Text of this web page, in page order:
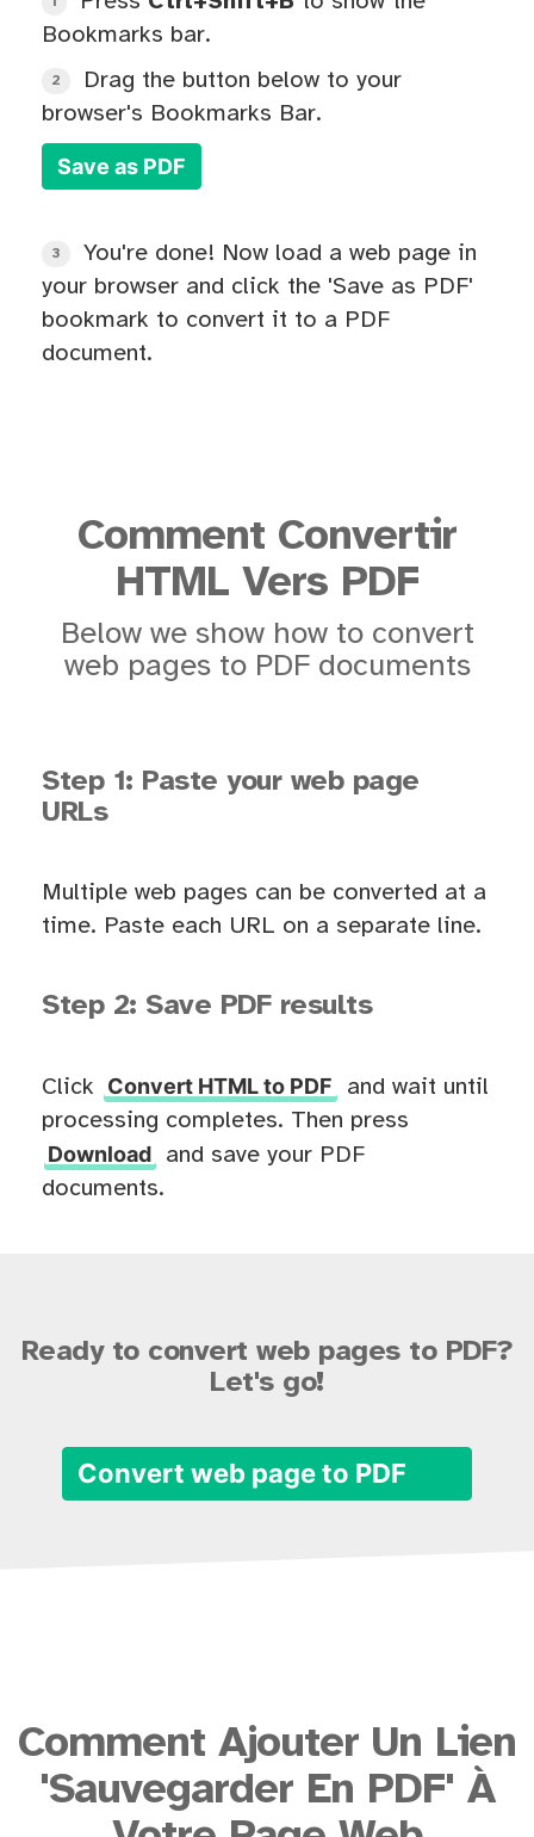
Bookmarks bar.
2
Drag the button below to your
browser's Bookmarks Bar.
Save as PDF
3
You're done! Now load a web page in
your browser and click the 'Save as PDF'
bookmark to convert it to a PDF
document.
Comment Convertir
HTML Vers PDF
Below we show how to convert
web pages to PDF documents
Step 1: Paste your web page
URLs
Multiple web pages can be converted at a
time. Paste each URL on a separate line.
Step 2: Save PDF results
Click Convert HTML to PDF
and wait until
processing completes. Then press
Download
and save your PDF
documents.
Ready to convert web pages to PDF?
Let's go!
Convert web page to PDF
Comment Ajouter Un Lien
'Sauvegarder En PDF' À